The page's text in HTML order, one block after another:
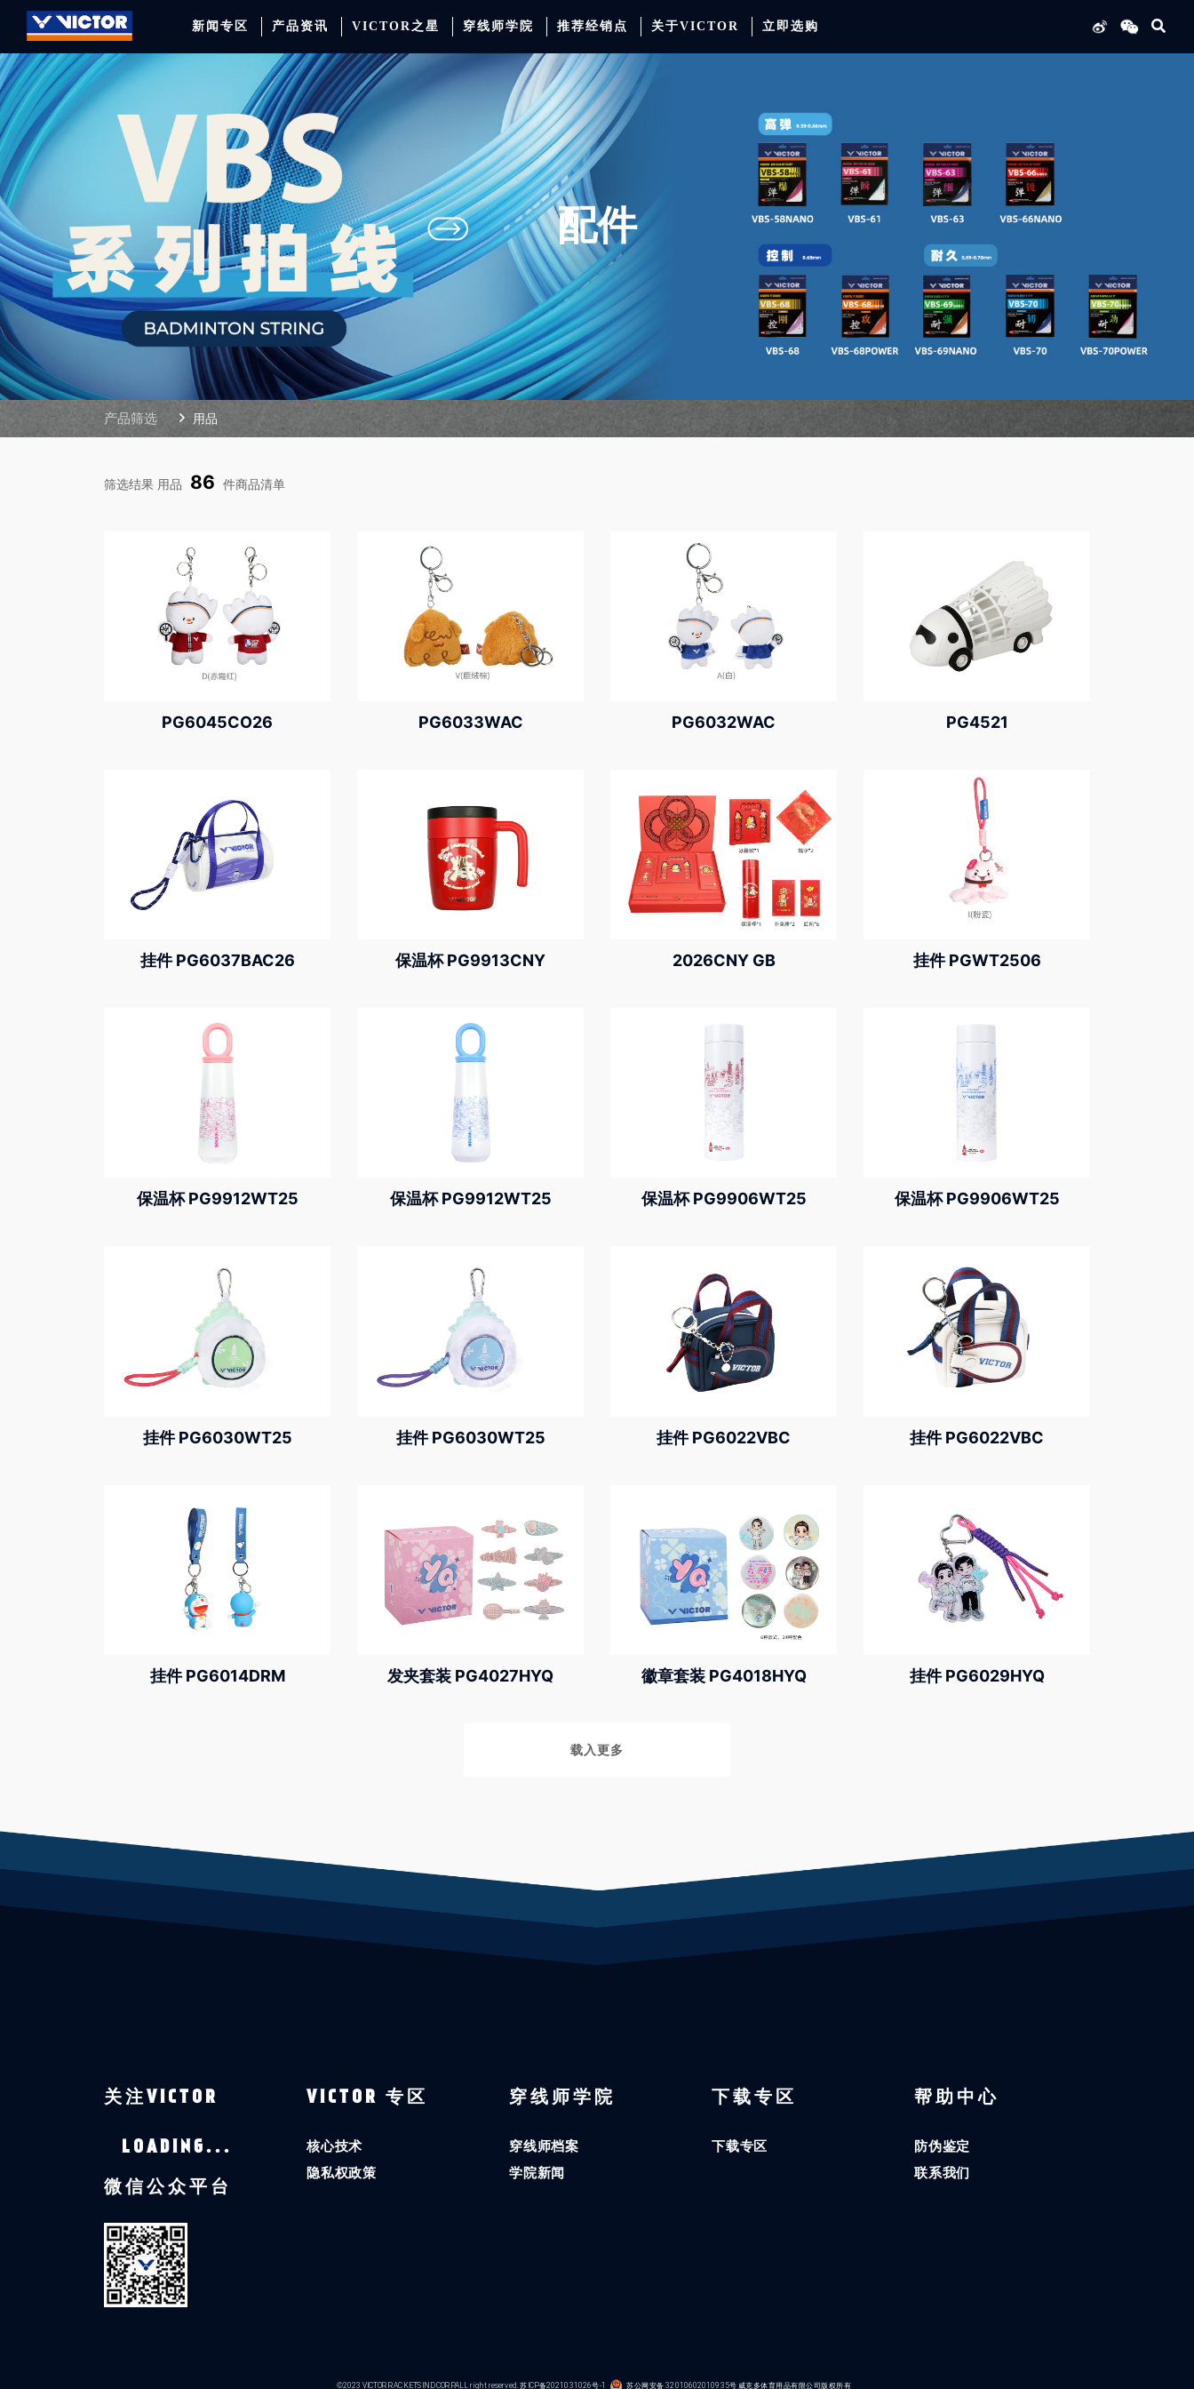
新闻专区 产品资讯 VICTOR之星 穿线师学院 推荐经销点 关于VICTOR 立即选购
产品资讯 赛事聚焦
羽毛球鞋 运动包 运动防护 场地器材 配件
专业球队 品牌代言人
学院新闻
京东旗舰店
配件
产品筛选 用品
筛选结果 用品 86 件商品清单
PG6045CO26 PG6033WAC PG6032WAC PG4521
挂件 PG6037BAC26 保温杯 PG9913CNY 2026CNY GB 挂件 PGWT2506
保温杯 PG9912WT25 保温杯 PG9912WT25 保温杯 PG9906WT25 保温杯 PG9906WT25
挂件 PG6030WT25 挂件 PG6030WT25 挂件 PG6022VBC 挂件 PG6022VBC
挂件 PG6014DRM 发夹套装 PG4027HYQ 徽章套装 PG4018HYQ 挂件 PG6029HYQ
载入更多
关注VICTOR
LOADING...
微信公众平台
VICTOR 专区
核心技术
隐私权政策
穿线师学院
穿线师档案
学院新闻
下载专区
下载专区
帮助中心
防伪鉴定
联系我们
©2023 VICTOR RACKETS IND CORP.ALL right reserved.苏ICP备2021031026号-1 苏公网安备 32010602010935号 威克多体育用品有限公司版权所有